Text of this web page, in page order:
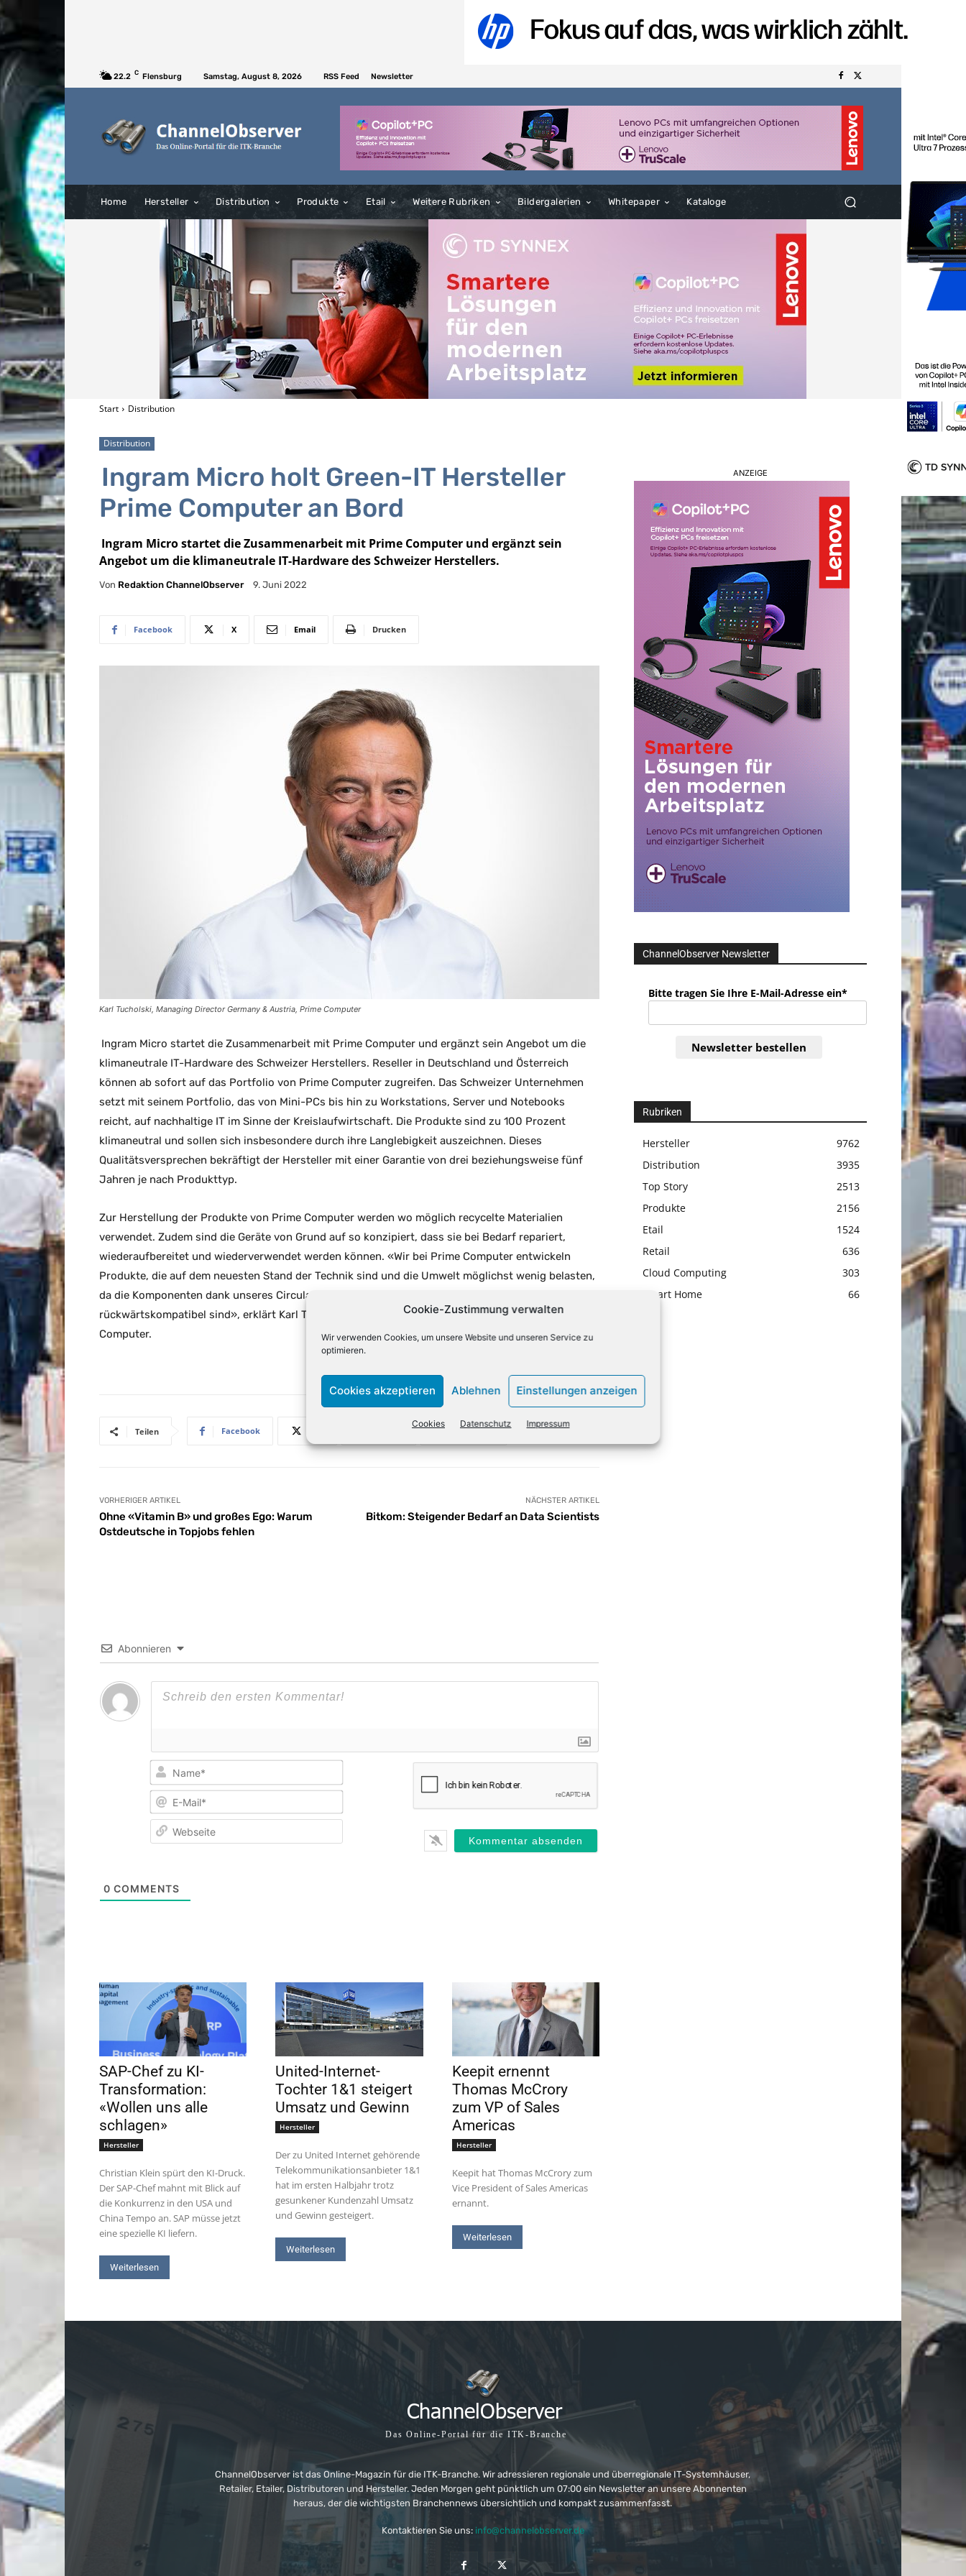
Cookie-Zustimmung verwalten
Wir verwenden Cookies, um unsere Website und unseren Service zu
optimieren.
Cookies akzeptieren Ablehnen Einstellungen anzeigen
Cookies Datenschutz Impressum
22.2 C Flensburg Samstag, August 8, 2026 RSS Feed Newsletter
Home Hersteller Distribution Produkte Etail Weitere Rubriken Bildergalerien Whitepaper Kataloge
Start Distribution
Distribution
Ingram Micro holt Green-IT Hersteller
Prime Computer an Bord
Ingram Micro startet die Zusammenarbeit mit Prime Computer und ergänzt sein
Angebot um die klimaneutrale IT-Hardware des Schweizer Herstellers.
Von Redaktion ChannelObserver 9. Juni 2022
Facebook X Email Drucken
Karl Tucholski, Managing Director Germany & Austria, Prime Computer
Ingram Micro startet die Zusammenarbeit mit Prime Computer und ergänzt sein Angebot um die
klimaneutrale IT-Hardware des Schweizer Herstellers. Reseller in Deutschland und Österreich
können ab sofort auf das Portfolio von Prime Computer zugreifen. Das Schweizer Unternehmen
setzt mit seinem Portfolio, das von Mini-PCs bis hin zu Workstations, Server und Notebooks
reicht, auf nachhaltige IT im Sinne der Kreislaufwirtschaft. Die Produkte sind zu 100 Prozent
klimaneutral und sollen sich insbesondere durch ihre Langlebigkeit auszeichnen. Dieses
Qualitätsversprechen bekräftigt der Hersteller mit einer Garantie von drei beziehungsweise fünf
Jahren je nach Produkttyp.
Zur Herstellung der Produkte von Prime Computer werden wo möglich recycelte Materialien
verwendet. Zudem sind die Geräte von Grund auf so konzipiert, dass sie bei Bedarf repariert,
wiederaufbereitet und wiederverwendet werden können. «Wir bei Prime Computer entwickeln
Produkte, die auf dem neuesten Stand der Technik sind und die Umwelt möglichst wenig belasten,
da die Komponenten dank unseres Circular by Design-Prinzips austauschbar und
rückwärtskompatibel sind», erklärt Karl Tucholski, Managing Director Germany & Austria, Prime
Computer.
Teilen Facebook Drucken
VORHERIGER ARTIKEL
Ohne «Vitamin B» und großes Ego: Warum
Ostdeutsche in Topjobs fehlen
NÄCHSTER ARTIKEL
Bitkom: Steigender Bedarf an Data Scientists
Abonnieren
Name*
E-
0 COMMENTS
SAP-Chef zu KI-
Transformation:
«Wollen uns alle
schlagen»
Hersteller
Christian Klein spürt den KI-Druck.
Der SAP-Chef mahnt mit Blick auf
die Konkurrenz in den USA und
China Tempo an. SAP müsse jetzt
eine spezielle KI liefern.
Weiterlesen
United-Internet-
Tochter 1&1 steigert
Umsatz und Gewinn
Hersteller
Der zu United Internet gehörende
Telekommunikationsanbieter 1&1
hat im ersten Halbjahr trotz
gesunkener Kundenzahl Umsatz
und Gewinn gesteigert.
Weiterlesen
Keepit ernennt
Thomas McCrory
zum VP of Sales
Americas
Hersteller
Keepit hat Thomas McCrory zum
Vice President of Sales Americas
ernannt.
Weiterlesen
ANZEIGE
ChannelObserver Newsletter
Bitte tragen Sie Ihre E-Mail-Adresse ein*
Newsletter bestellen
Rubriken
Hersteller
9762
Distribution
3935
Top Story
2513
Produkte
2156
Etail
1524
Retail
636
Cloud Computing
303
Smart Home
66
Das Online-Portal für die ITK-Branche
ChannelObserver ist das Online-Magazin für die ITK-Branche. Wir adressieren regionale und überregionale IT-Systemhäuser,
Retailer, Etailer, Distributoren und Hersteller. Jeden Morgen geht pünktlich um 07:00 ein Newsletter an unsere Abonnenten
heraus, der die wichtigsten Branchennews übersichtlich und kompakt zusammenfasst.
Kontaktieren Sie uns: info@channelobserver.de